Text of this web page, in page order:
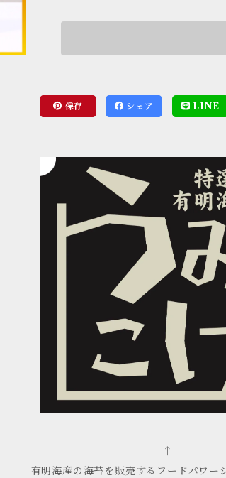
が集まらない場合は、予約取り
頂きます。 お届けが遅れる事がございますの
円 九州内 (但し離島と一部地域
の方は佐川急便をご指定くださ
il.com
保存 シェア LINE
↑
有明海産の海苔を販売するフードパワー